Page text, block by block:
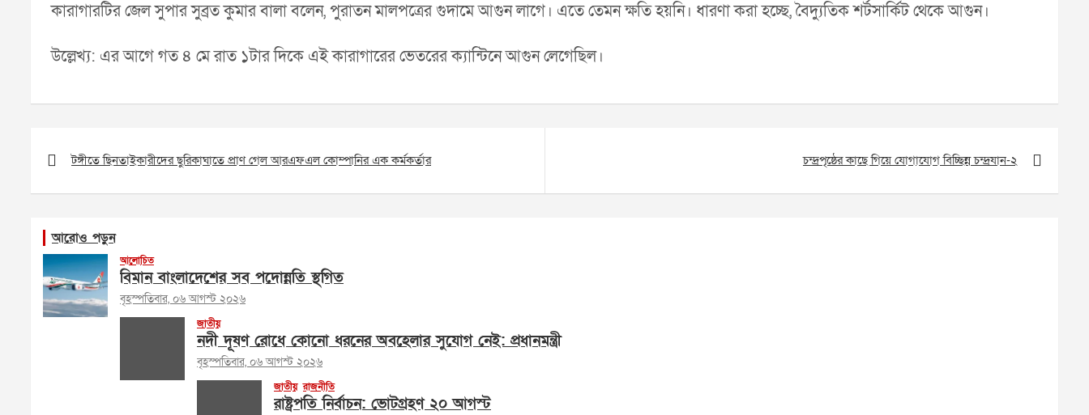
কারাগারটির জেল সুপার সুব্রত কুমার বালা বলেন, পুরাতন মালপ‌ত্রের গুদা‌মে আগুন লা‌গে। এ‌তে তেমন ক্ষ‌তি হয়‌নি। ধারণা করা হ‌চ্ছে, বৈদ্যু‌তিক শর্টসা‌র্কিট থে‌কে আগু‌ন।
উল্লেখ্য: এর আ‌গে গত ৪ মে রা‌ত ১টার দি‌কে এই কারাগারের ভেতরের ক্যা‌ন্টিনে আগুন লেগেছিল।
navigation
টঙ্গীতে ছিনতাইকারীদের ছুরিকাঘাতে প্রাণ গেল আরএফএল কোম্পানির এক কর্মকর্তার চন্দ্রপৃষ্ঠের কাছে গিয়ে যোগাযোগ বিচ্ছিন্ন চন্দ্রযান-২
আরোও পড়ুন
আলোচিত
বিমান বাংলাদেশের সব পদোন্নতি স্থগিত
বৃহস্পতিবার, ০৬ আগস্ট ২০২৬
জাতীয়
নদী দূষণ রোধে কোনো ধরনের অবহেলার সুযোগ নেই: প্রধানমন্ত্রী
বৃহস্পতিবার, ০৬ আগস্ট ২০২৬
জাতীয় রাজনীতি
রাষ্ট্রপতি নির্বাচন: ভোটগ্রহণ ২০ আগস্ট